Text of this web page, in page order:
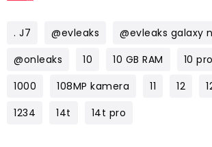
. J7 @evleaks
@evleaks galaxy
@onleaks
10 10 GB RAM 10 pro
1000
108MP kamera 11 12
1234
14t 14t pro